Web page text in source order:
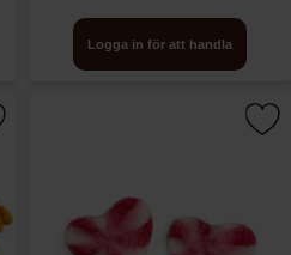
Logga in för att handla